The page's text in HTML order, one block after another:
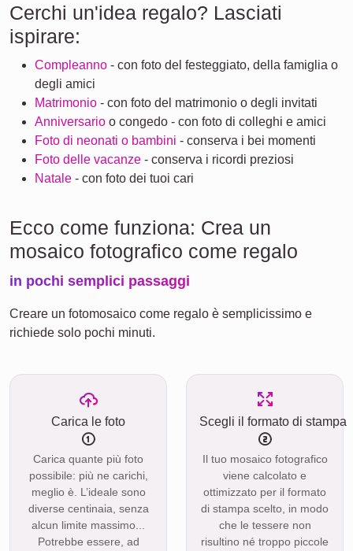
Cerchi un'idea regalo? Lasciati
ispirare:
Compleanno - con foto del festeggiato, della famiglia o
degli amici
Matrimonio - con foto del matrimonio o degli invitati
Anniversario o congedo - con foto di colleghi e amici
Foto di neonati o bambini - conserva i bei momenti
Foto delle vacanze - conserva i ricordi preziosi
Natale - con foto dei tuoi cari
Ecco come funziona: Crea un
mosaico fotografico come regalo
in pochi semplici passaggi
Creare un fotomosaico come regalo è semplicissimo e
richiede solo pochi minuti.
Carica le foto
Carica quante più foto
possibile: più ne carichi,
meglio è. L’ideale sono
diverse centinaia, senza
alcun limite massimo...
Potrebbe essere, ad
Scegli il formato di stampa
Il tuo mosaico fotografico
viene calcolato e
ottimizzato per il formato
di stampa scelto, in modo
che le tessere non
risultino né troppo piccole